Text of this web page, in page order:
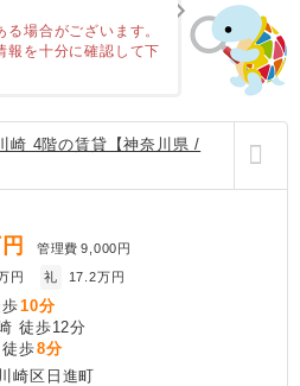
場合がございます。
報を十分に確認して下
崎 4階の賃貸【神奈川県 /
管理費 9,000円
円 礼 17.2万円
10分
徒歩12分
歩8分
崎区日進町